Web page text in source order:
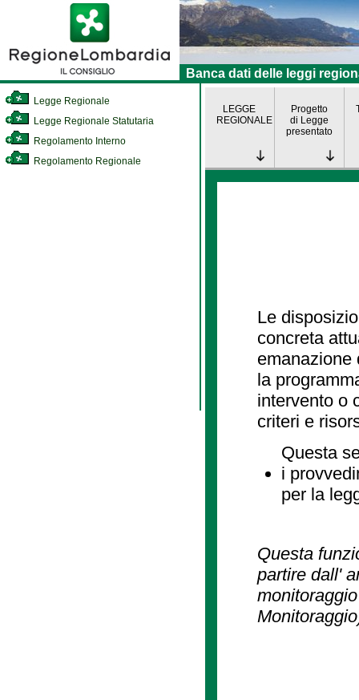
Banca dati delle leggi
Legge Regionale
Legge Regionale Statutaria
Regolamento Interno
Regolamento Regionale
LEGGE
REGIONALE
Progetto
di Legge
presentato
Le
concreta
emanazione
la
intervento o
criteri e
Questa
i
per la
Questa
partire dall'